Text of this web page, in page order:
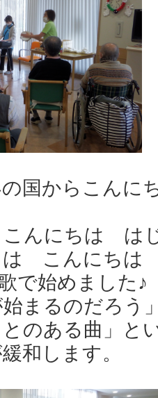
国からこんに
んにちは は
んにちは
で始めました♪
始まるのだろう
のある曲」と
和します。